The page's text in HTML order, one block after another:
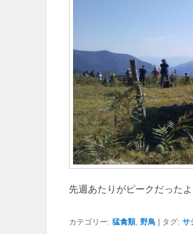
先週あたりがピークだった
カテゴリー: 猛禽類, 野鳥 タグ: サ